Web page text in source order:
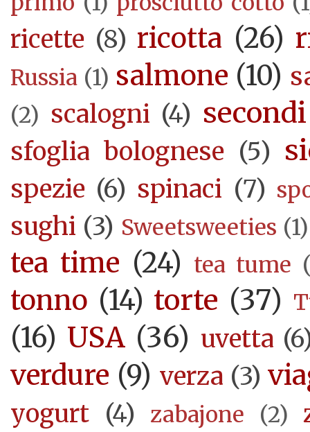
ricette (8) ricotta (26)
Russia (1) salmone (10)
(2) scalogni (4) secondi
sfoglia bolognese (5)
spezie (6) spinaci (7)
sughi (3) Sweetsweeties (1)
tea time (24) tea tume
tonno (14) torte (37)
(16) USA (36) uvetta
verdure (9) verza (3)
yogurt (4) zabajone (2)